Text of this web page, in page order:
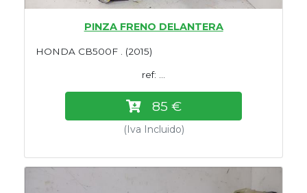
PINZA FRENO DELANTERA
HONDA CB500F . (2015)
ref: ...
85 €
(Iva Incluido)